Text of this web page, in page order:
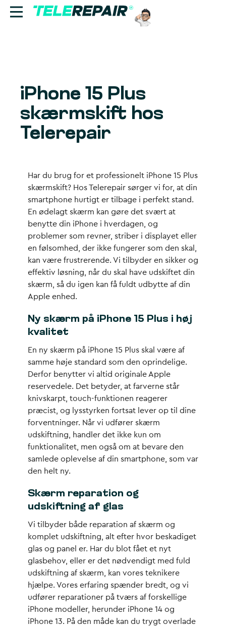
Find butik
Erhverv
iPhone 15 Plus
skærmskift hos
Telerepair
Har du brug for et professionelt iPhone 15 Plus
skærmskift? Hos Telerepair sørger vi for, at din
smartphone hurtigt er tilbage i perfekt stand.
En ødelagt skærm kan gøre det svært at
benytte din iPhone i hverdagen, og
problemer som revner, striber i displayet eller
en følsomhed, der ikke fungerer som den skal,
kan være frustrerende. Vi tilbyder en sikker og
effektiv løsning, når du skal have udskiftet din
skærm, så du igen kan få fuldt udbytte af din
Apple enhed.
Ny skærm på iPhone 15 Plus i høj
kvalitet
En ny skærm på iPhone 15 Plus skal være af
samme høje standard som den oprindelige.
Derfor benytter vi altid originale Apple
reservedele. Det betyder, at farverne står
knivskarpt, touch-funktionen reagerer
præcist, og lysstyrken fortsat lever op til dine
forventninger. Når vi udfører skærm
udskiftning, handler det ikke kun om
funktionalitet, men også om at bevare den
samlede oplevelse af din smartphone, som var
den helt ny.
Skærm reparation og
udskiftning af glas
Vi tilbyder både reparation af skærm og
komplet udskiftning, alt efter hvor beskadiget
glas og panel er. Har du blot fået et nyt
glasbehov, eller er det nødvendigt med fuld
udskiftning af skærm, kan vores teknikere
hjælpe. Vores erfaring spænder bredt, og vi
udfører reparationer på tværs af forskellige
iPhone modeller, herunder iPhone 14 og
iPhone 13. På den måde kan du trygt overlade